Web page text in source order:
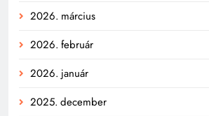
2026. március
2026. február
2026. január
2025. december